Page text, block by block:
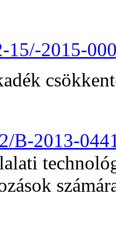
15/-2015-
B-2013-